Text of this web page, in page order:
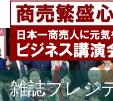
雑誌プレジ